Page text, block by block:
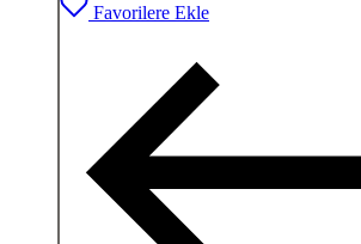
Favorilere Ekle